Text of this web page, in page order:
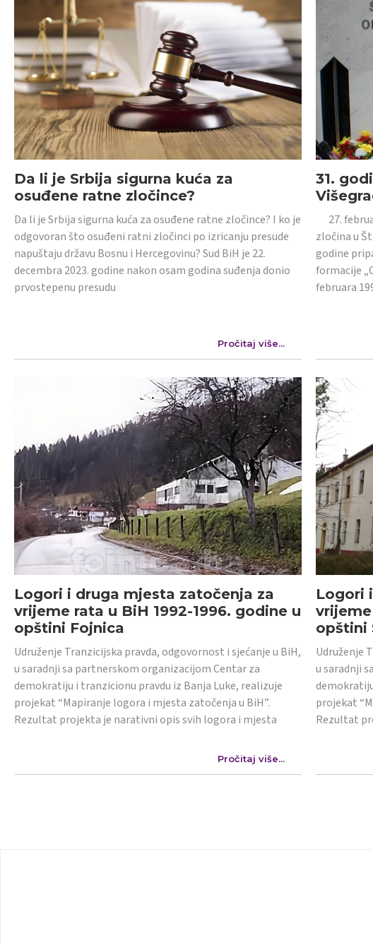
Da li je Srbija sigurna kuća za
osuđene ratne zločince?
Da li je Srbija sigurna kuća za osuđene ratne zločince? I ko je
odgovoran što osuđeni ratni zločinci po izricanju presude
napuštaju državu Bosnu i Hercegovinu? Sud BiH je 22.
decembra 2023. godine nakon osam godina suđenja donio
prvostepenu presudu
Pročitaj više...
31.
27.
zločina u
godine
formacije
februara
Logori i druga mjesta zatočenja za
vrijeme rata u BiH 1992-1996. godine u
opštini Fojnica
Udruženje Tranzicijska pravda, odgovornost i sjećanje u BiH,
u saradnji sa partnerskom organizacijom Centar za
demokratiju i tranzicionu pravdu iz Banja Luke, realizuje
projekat “Mapiranje logora i mjesta zatočenja u BiH”.
Rezultat projekta je narativni opis svih logora i mjesta
Pročitaj više...
Logori
vrijeme
opštini
Udruženje
u saradnji
projekat
Rezultat